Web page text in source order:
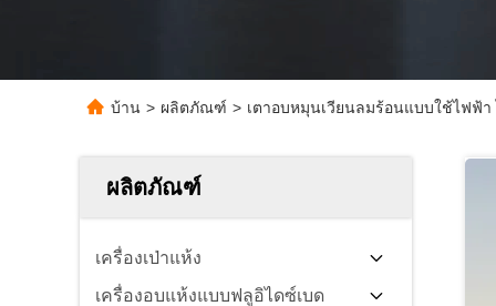
บ้าน > ผลิตภัณฑ์ > เตาอบหมุนเวียนลมร้อนแบบใช้ไฟฟ้
ผลิตภัณฑ์
เครื่องเป่าแห้ง
เครื่องอบแห้งแบบฟลูอิไดซ์เบด